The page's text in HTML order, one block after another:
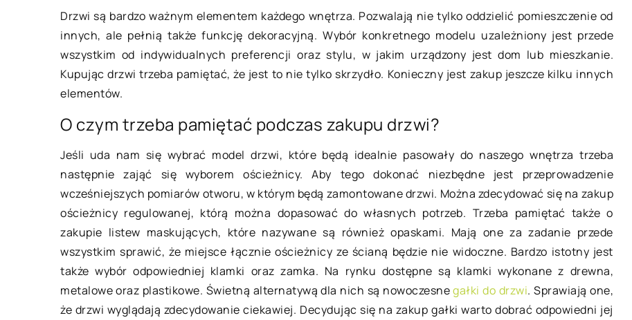
Drzwi są bardzo ważnym elementem każdego wnętrza. Pozwalają nie tylko oddzielić pomieszczenie od
innych, ale pełnią także funkcję dekoracyjną. Wybór konkretnego modelu uzależniony jest przede
wszystkim od indywidualnych preferencji oraz stylu, w jakim urządzony jest dom lub mieszkanie.
Kupując drzwi trzeba pamiętać, że jest to nie tylko skrzydło. Konieczny jest zakup jeszcze kilku innych
elementów.
O czym trzeba pamiętać podczas zakupu drzwi?
Jeśli uda nam się wybrać model drzwi, które będą idealnie pasowały do naszego wnętrza trzeba
następnie zająć się wyborem ościeżnicy. Aby tego dokonać niezbędne jest przeprowadzenie
wcześniejszych pomiarów otworu, w którym będą zamontowane drzwi. Można zdecydować się na zakup
ościeżnicy regulowanej, którą można dopasować do własnych potrzeb. Trzeba pamiętać także o
zakupie listew maskujących, które nazywane są również opaskami. Mają one za zadanie przede
wszystkim sprawić, że miejsce łącznie ościeżnicy ze ścianą będzie nie widoczne. Bardzo istotny jest
także wybór odpowiedniej klamki oraz zamka. Na rynku dostępne są klamki wykonane z drewna,
metalowe oraz plastikowe. Świetną alternatywą dla nich są nowoczesnegałki do drzwi. Sprawiają one,
że drzwi wyglądają zdecydowanie ciekawiej. Decydując się na zakup gałki warto dobrać odpowiedni jej
21 kwietnia 2021
Rodzaje zegarków na rynku – który
z nich będzie idealny dla
sportowca?
Codzienny wizerunek może być
idealnie dopasowany do okoliczności
oraz indywidualnych preferencji. W
28 listopada 2019
Jakie działania wchodzą w ramy
usług dentystycznych?
Bardzo ważną profilaktyką w życiu
każdego człowieka są regularne
wizyty dentystyczne. Coraz nowsze
rozwiązania w stomatologii
07 lipca 2021
Jakie mięso dla psa jest
najzdrowsze?
Metod i przekonań
prawidłowego żywienia
naprawdę wiele.
decyduje się karmić